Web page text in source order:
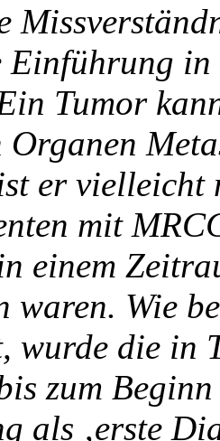
Einführung
Tumor
Organen
er vielleicht
mit
einem
waren. Wie
wurde die in
zum
als ‚erste